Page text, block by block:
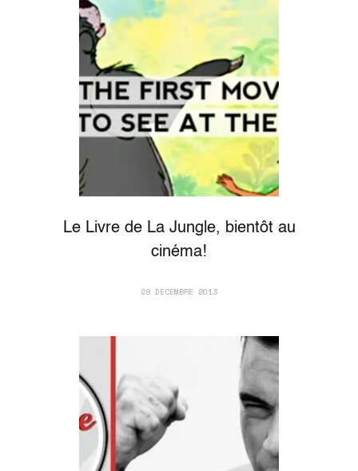
Le Livre de La Jungle, bientôt au
cinéma!
28 DÉCEMBRE 2013